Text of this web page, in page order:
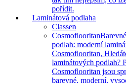
pořídit.
Laminátová podlaha
Classen
Cosmoflooritan
podlah: moderní
Cosmoflooritan,
laminátových podlah?
Cosmoflooritan jsou
barevné, moderní,